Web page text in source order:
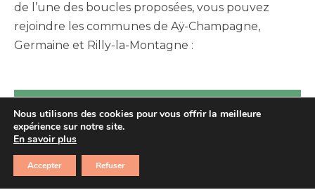
de l’une des boucles proposées, vous pouvez
rejoindre les communes de Aÿ-Champagne,
Germaine et Rilly-la-Montagne :
EN TRAIN
En train :via la Ligne des Bulles (TER-SNCF
Nous utilisons des cookies pour vous offrir la meilleure
expérience sur notre site.
En savoir plus
Accepter Refuser